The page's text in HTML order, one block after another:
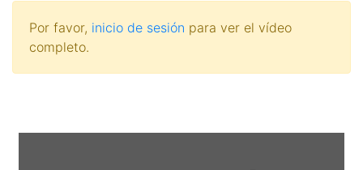
Por favor, inicio de sesión para ver el vídeo
completo.